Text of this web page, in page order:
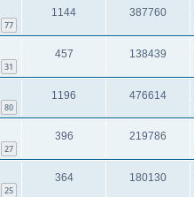
77
1144 387760
31
457 138439
80
1196 476614
27
396 219786
25
364 180130